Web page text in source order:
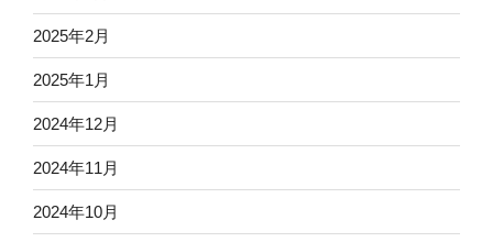
2025年2月
2025年1月
2024年12月
2024年11月
2024年10月